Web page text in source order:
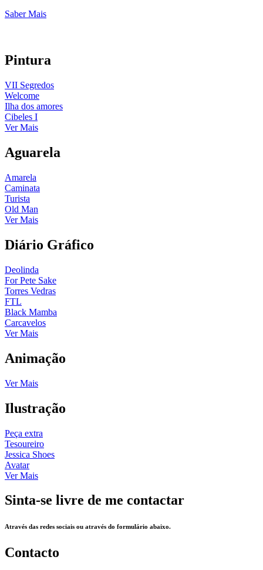
Saber Mais
Pintura
VII Segredos
Welcome
Ilha dos amores
Cibeles I
Ver Mais
Aguarela
Amarela
Caminata
Turista
Old Man
Ver Mais
Diário Gráfico
Deolinda
For Pete Sake
Torres Vedras
FTL
Black Mamba
Carcavelos
Ver Mais
Animação
Ver Mais
Ilustração
Peça extra
Tesoureiro
Jessica Shoes
Avatar
Ver Mais
Sinta-se livre de me contactar
Através das redes sociais ou através do formulário abaixo.
Contacto